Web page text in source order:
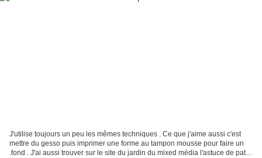
J'utilise toujours un peu les mêmes techniques . Ce que j'aime aussi c'est
mettre du gesso puis imprimer une forme au tampon mousse pour faire un
.fond . J'ai aussi trouver sur le site du jardin du mixed média l'astuce de pat .